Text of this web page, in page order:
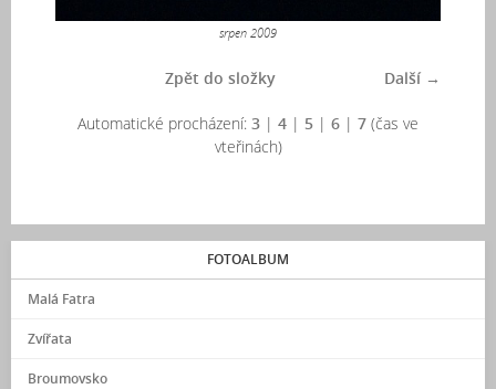
srpen 2009
Další →
Zpět do složky
Automatické procházení: 3 | 4 | 5 | 6 | 7 (čas ve
vteřinách)
FOTOALBUM
Malá Fatra
Zvířata
Broumovsko